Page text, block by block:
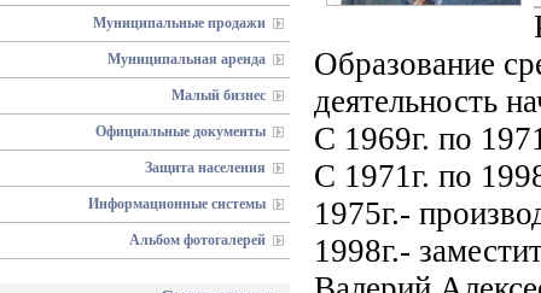
Муниципальные продажи
Муниципальная аренда
Малый бизнес
Официальные документы
Защита населения
Информационные системы
Альбом фотогалерей
Образование
деятельность
С 1969г. по
С 1971г. по
1975г.-
1998г.-